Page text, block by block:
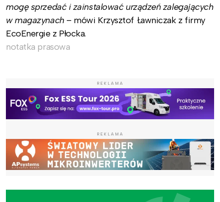
mogę sprzedać i zainstalować urządzeń zalegających
w magazynach – mówi Krzysztof Ławniczak z firmy
EcoEnergie z Płocka.
notatka prasowa
REKLAMA
REKLAMA